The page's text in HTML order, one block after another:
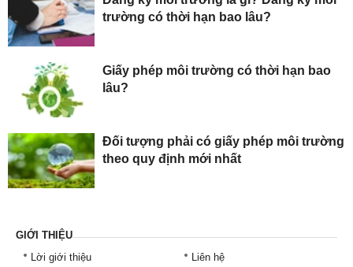
trường có thời hạn bao lâu?
Giấy phép môi trường có thời hạn bao
lâu?
Đối tượng phải có giấy phép môi trường
theo quy định mới nhất
GIỚI THIỆU
Lời giới thiệu
Liên hệ